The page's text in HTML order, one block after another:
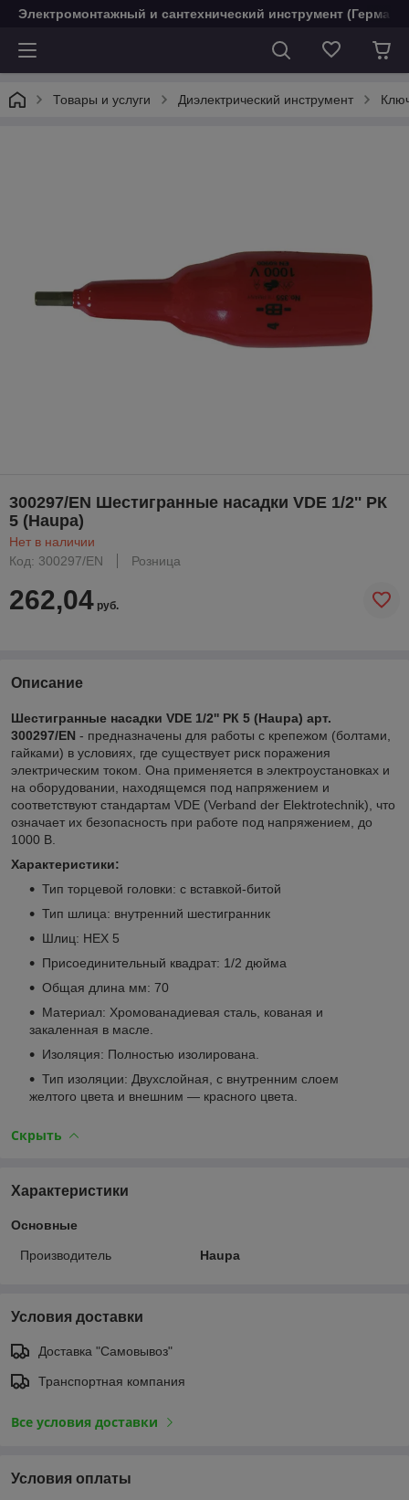
Электромонтажный и сантехнический инструмент
Товары и услуги Диэлектрический инструмент
300297/EN Шестигранные насадки VDE 1/2'' РК
5 (Haupa)
Нет в наличии
Код: 300297/EN
Розница
262,04 руб.
Описание
Шестигранные насадки VDE 1/2'' РК 5 (Haupa) арт.
300297/EN - предназначены для работы с крепежом (болтами,
гайками) в условиях, где существует риск поражения
электрическим током. Она применяется в электроустановках и
на оборудовании, находящемся под напряжением и
соответствуют стандартам VDE (Verband der Elektrotechnik), что
означает их безопасность при работе под напряжением, до
1000 В.
Характеристики:
Тип торцевой головки: с вставкой-битой
Тип шлица: внутренний шестигранник
Шлиц: HEX 5
Присоединительный квадрат: 1/2 дюйма
Общая длина мм: 70
Материал: Хромованадиевая сталь, кованая и
закаленная в масле.
Изоляция: Полностью изолирована.
Тип изоляции: Двухслойная, с внутренним слоем
желтого цвета и внешним — красного цвета.
Скрыть
Характеристики
Основные
Производитель Haupa
Условия доставки
Доставка "Самовывоз"
Транспортная компания
Все условия доставки
Условия оплаты